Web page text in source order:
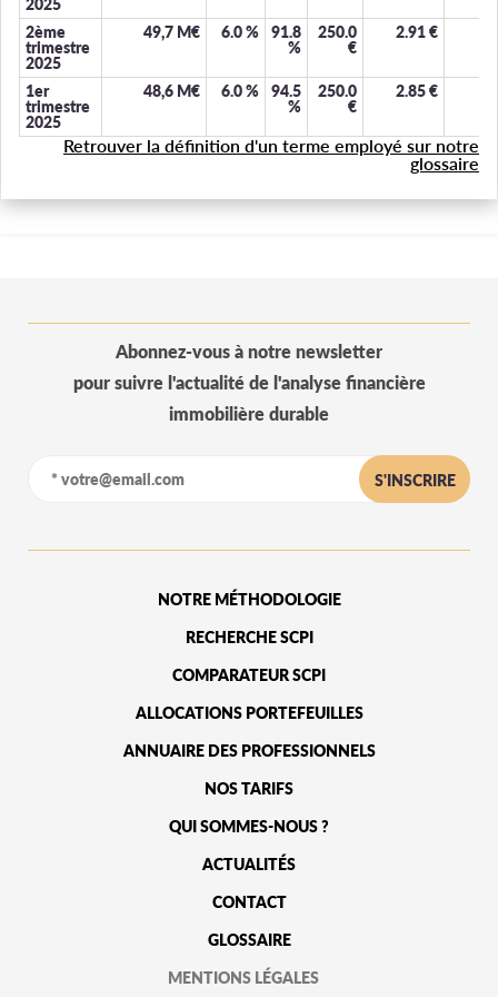
2025
2ème
trimestre
2025
49,7 M€ 6.0%
91.8
%
250.0
€
2.91€
1er
trimestre
2025
48,6 M€ 6.0%
94.5
%
250.0
€
2.85€
Retrouver la définition d'un terme employé sur notre
glossaire
Abonnez-vous à notre newsletter
pour suivre l'actualité de l'analyse financière
immobilière durable
S'INSCRIRE
NOTRE MÉTHODOLOGIE
RECHERCHE SCPI
COMPARATEUR SCPI
ALLOCATIONS PORTEFEUILLES
ANNUAIRE DES PROFESSIONNELS
NOS TARIFS
QUI SOMMES-NOUS ?
ACTUALITÉS
CONTACT
GLOSSAIRE
MENTIONS LÉGALES